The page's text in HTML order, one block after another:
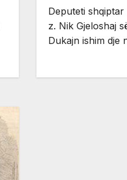
Deputeti
z. Nik Gjeloshaj
Dukajn ishim dje